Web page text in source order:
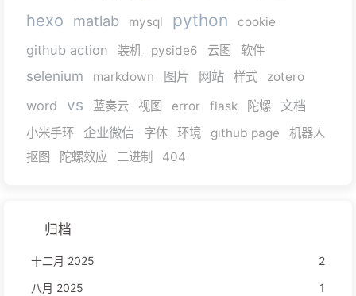
hexo matlab mysql python cookie
github action 装机 pyside6 云图 软件
selenium markdown 图片 网站 样式 zotero
word vs 蓝奏云 视图 error flask 陀螺 文档
小米手环 企业微信 字体 环境 github page
机器人
抠图
陀螺效应 二进制 404
归档
十二月 2025
2
八月 2025
1